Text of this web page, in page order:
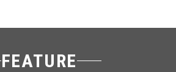
FEATURE